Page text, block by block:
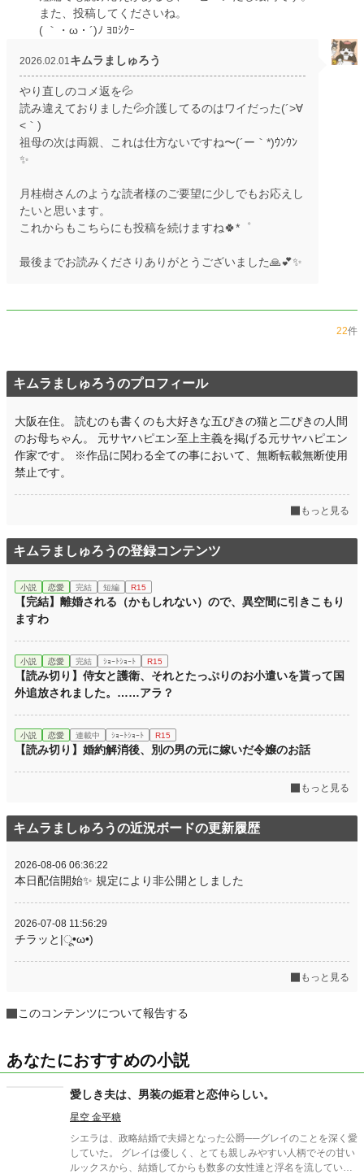
また、投稿してくださいね。
( ｀・ω・´)ﾉ ﾖﾛｼｸｰ
2026.02.01 キムラましゅろう
やり直しのコメ返を💦
読み違えておりました💦介護してるのはワイだった(´>∀
<｀)ゝ
祖母の次は両親、これは仕方ないですね〜(´ー｀*)ｳﾝｳﾝ
✨
月桂樹さんのような読者様のご要望に少しでもお応えし
たいと思います。
これからもこちらにも投稿を続けますね🍀*゜
最後までお読みくださりありがとうございました🙏💕✨
22件
キムラましゅろうのプロフィール
大阪在住。 読むのも書くのも大好きな五ぴきの猫と二ぴきの人間
のお母ちゃん。 元サヤハピエン至上主義を掲げる元サヤハピエン
作家です。 ※作品に関わる全ての事において、無断転載無断使用
禁止です。
もっと見る
キムラましゅろうの登録コンテンツ
小説 恋愛 完結 短編 R15
【完結】離婚される（かもしれない）ので、異空間に引きこもり
ますわ
小説 恋愛 完結 ｼｮｰﾄｼｮｰﾄ R15
【読み切り】侍女と護衛、それとたっぷりのお小遣いを貰って国
外追放されました。……アラ？
小説 恋愛 連載中 ｼｮｰﾄｼｮｰﾄ R15
【読み切り】婚約解消後、別の男の元に嫁いだ令嬢のお話
もっと見る
キムラましゅろうの近況ボードの更新履歴
2026-08-06 06:36:22
本日配信開始✨ 規定により非公開としました
2026-07-08 11:56:29
チラッと|ू•ω•)
もっと見る
このコンテンツについて報告する
あなたにおすすめの小説
愛しき夫は、男装の姫君と恋仲らしい。
星空 金平糖
シエラは、政略結婚で夫婦となった公爵──グレイのことを深く愛
していた。 グレイは優しく、とても親しみやすい人柄でその甘い
ルックスから、結婚してからも数多の女性達と浮名を流してい